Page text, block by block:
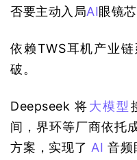
否要主动入局AI眼镜
依赖TWS耳机产业
破。
Deepseek 将大模型
间，界环等厂商依托
方案，实现了 AI 音频